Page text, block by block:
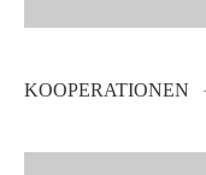
KOOPERATIONEN